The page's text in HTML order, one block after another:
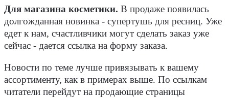
Для магазина косметики. В продаже появилась
долгожданная новинка - супертушь для ресниц. Уже
едет к нам, счастливчики могут сделать заказ уже
сейчас - дается ссылка на форму заказа.
Новости по теме лучше привязывать к вашему
ассортименту, как в примерах выше. По ссылкам
читатели перейдут на продающие страницы